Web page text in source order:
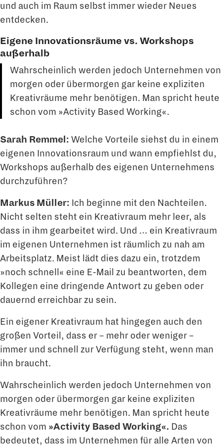
und auch im Raum selbst immer wieder Neues
entdecken.
Eigene Innovationsräume vs. Workshops
außerhalb
Wahrscheinlich werden jedoch Unternehmen von
morgen oder übermorgen gar keine expliziten
Kreativräume mehr benötigen. Man spricht heute
schon vom »Activity Based Working«.
Sarah Remmel: Welche Vorteile siehst du in einem
eigenen Innovationsraum und wann empfiehlst du,
Workshops außerhalb des eigenen Unternehmens
durchzufüh­ren?
Markus Müller: Ich beginne mit den Nachteilen.
Nicht selten steht ein Kreativraum mehr leer, als
dass in ihm gearbeitet wird. Und … ein Kreativraum
im eigenen Unter­nehmen ist räumlich zu nah am
Arbeitsplatz. Meist lädt dies dazu ein, trotzdem
»noch schnell« eine E-Mail zu beantworten, dem
Kollegen eine dringende Antwort zu geben oder
dauernd erreichbar zu sein.
Ein eigener Kreativraum hat hingegen auch den
großen Vorteil, dass er – mehr oder weniger –
immer und schnell zur Verfügung steht, wenn man
ihn braucht.
Wahrscheinlich werden jedoch Unternehmen von
morgen oder übermorgen gar keine expliziten
Kreativräume mehr benötigen. Man spricht heute
schon vom »Activity Based Working«. Das
bedeutet, dass im Unternehmen für alle Arten von